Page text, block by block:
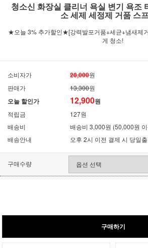
청소신 화장실 클리너 욕실 변기 욕조
소 세제 세정제 거품 스
★오늘 3% 추가할인★[강력발포거품+세균+냄새제
게 청소!
소비자가 28,000원
판매가
13,300원
오늘 할인가 12,900원
적립금
127원
배송비
배송비 3,000원 (50,000원
배송안내
오후 2시 이전 결제 시 당일
구매수량
구매하기